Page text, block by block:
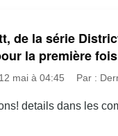
de la série
la première fois
mai à 04:45 Par :
details dans les